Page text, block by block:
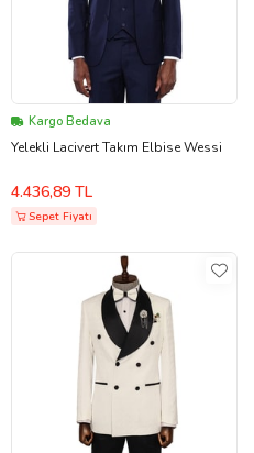
Kargo Bedava
Yelekli Lacivert Takım Elbise Wessi
4.436,89 TL
Sepet Fiyatı